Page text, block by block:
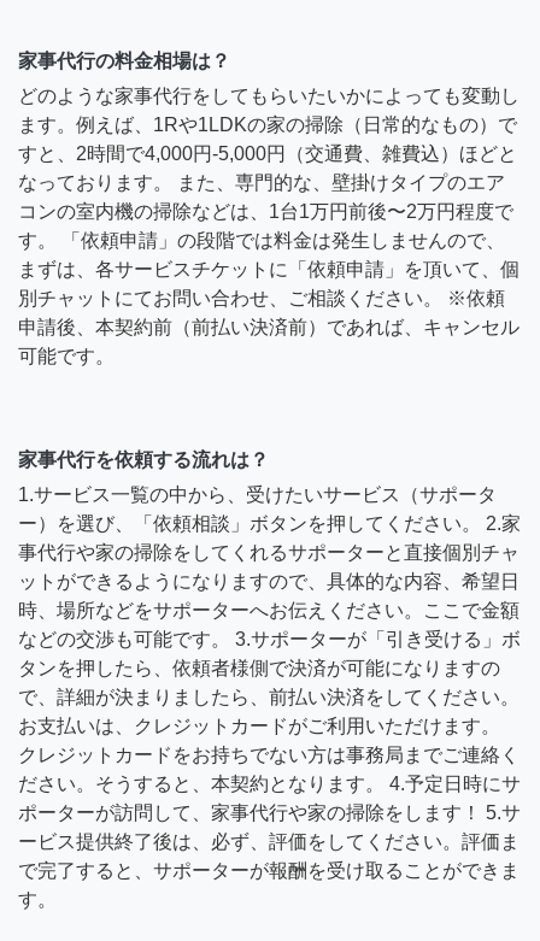
家事代行の料金相場は？
どのような家事代行をしてもらいたいかによっても変動し
ます。例えば、1Rや1LDKの家の掃除（日常的なもの）で
すと、2時間で4,000円-5,000円（交通費、雑費込）ほどと
なっております。 また、専門的な、壁掛けタイプのエア
コンの室内機の掃除などは、1台1万円前後〜2万円程度で
す。 「依頼申請」の段階では料金は発生しませんので、
まずは、各サービスチケットに「依頼申請」を頂いて、個
別チャットにてお問い合わせ、ご相談ください。 ※依頼
申請後、本契約前（前払い決済前）であれば、キャンセル
可能です。
家事代行を依頼する流れは？
1.サービス一覧の中から、受けたいサービス（サポータ
ー）を選び、「依頼相談」ボタンを押してください。 2.家
事代行や家の掃除をしてくれるサポーターと直接個別チャ
ットができるようになりますので、具体的な内容、希望日
時、場所などをサポーターへお伝えください。ここで金額
などの交渉も可能です。 3.サポーターが「引き受ける」ボ
タンを押したら、依頼者様側で決済が可能になりますの
で、詳細が決まりましたら、前払い決済をしてください。
お支払いは、クレジットカードがご利用いただけます。
クレジットカードをお持ちでない方は事務局までご連絡く
ださい。そうすると、本契約となります。 4.予定日時にサ
ポーターが訪問して、家事代行や家の掃除をします！ 5.サ
ービス提供終了後は、必ず、評価をしてください。評価ま
で完了すると、サポーターが報酬を受け取ることができま
す。